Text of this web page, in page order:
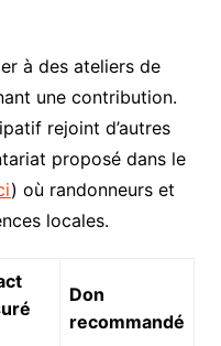
à des ateliers de
une contribution.
rejoint d’autres
proposé dans le
) où randonneurs et
locales.
Don
recommandé